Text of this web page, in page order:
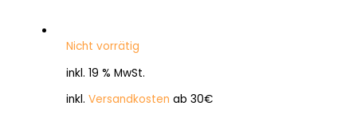
Nicht vorrätig
inkl. 19 % MwSt.
inkl. Versandkosten ab 30€